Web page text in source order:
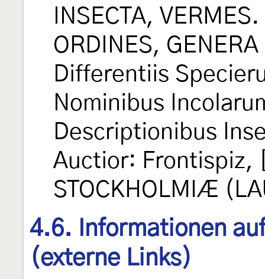
INSECTA,
ORDINES,
Differentiis
Nominibus
Descriptionibus
Auctior:
STOCKHOLMIÆ
4.6. Informationen
(externe Links)